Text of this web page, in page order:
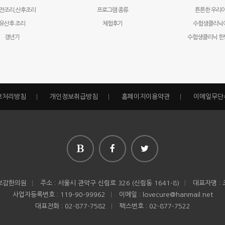
조리,산후조리
산후 조리
갱년기
프로그램 종류
체험후기
튼튼한 우리
수험생클리닉
수험생클리닉 한
처리방침 개인정보취급방침 홈페이지이용약관 이메일무단
감한의원 주소 : 서울시 관악구 신림로 326 (신림동 1641-8)
대표자명 :
사업자등록번호 : 119-90-99962
이메일 : lovecure@hanmail.net
대표전화 : 02-877-7582
팩스번호 : 02-877-7522